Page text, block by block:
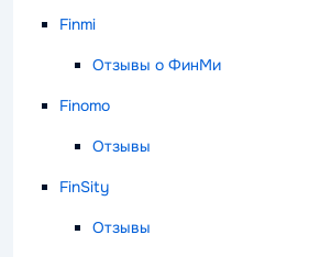
Finmi
Отзывы о ФинМи
Finomo
Отзывы
FinSity
Отзывы